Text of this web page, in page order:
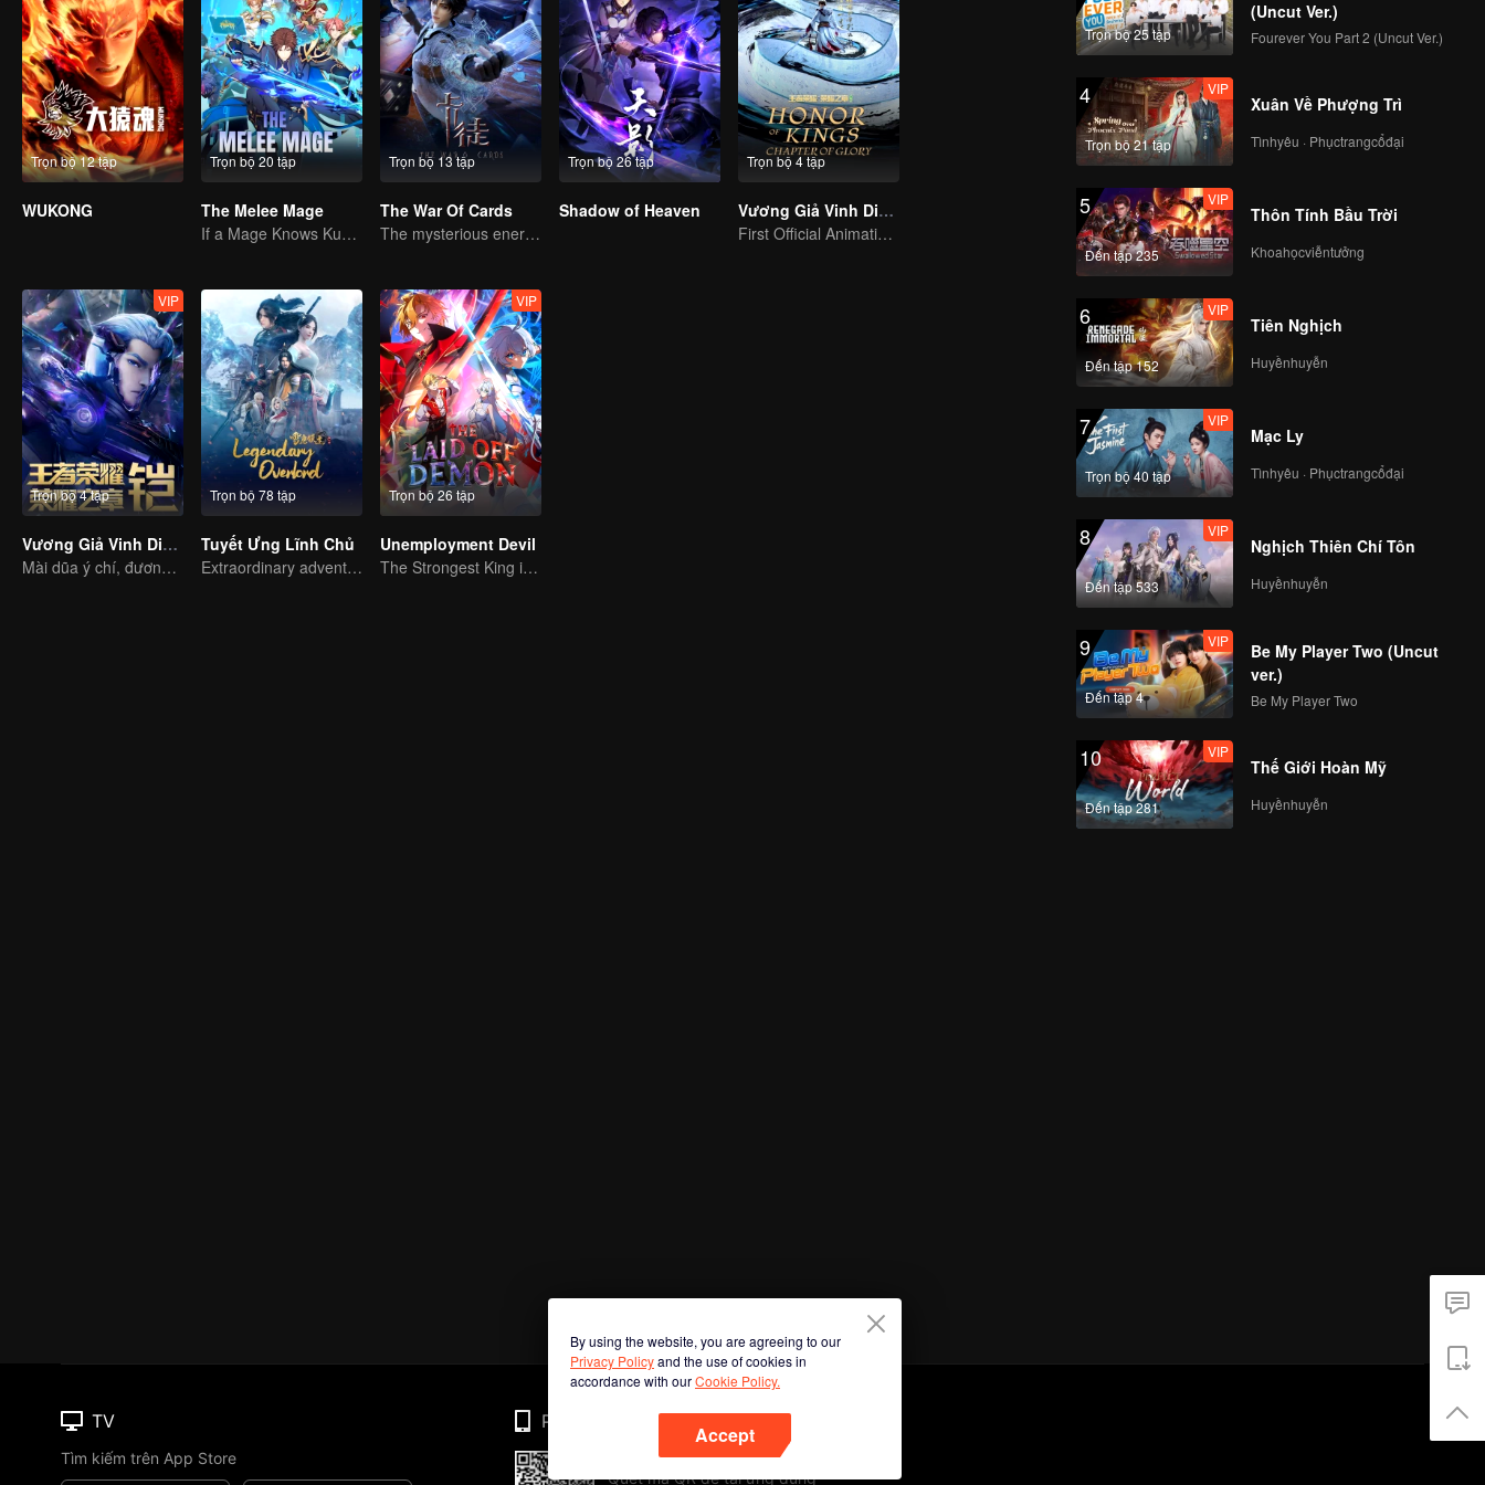
Trọn bộ 12 tập
WUKONG
Trọn bộ 20 tập
The Melee Mage
If a Mage Knows Kung Fu, No One Can Stop Him
Trọn bộ 13 tập
The War Of Cards
The mysterious energy from cards caused a war, how did Chen Mu handle it?
Trọn bộ 26 tập
Shadow of Heaven
Trọn bộ 4 tập
Vương Giả Vinh Diệu - Vinh Diệu Chi Chương: Thành Toái Nguyệt
First Official Animation of Honor of Kings
Trọn bộ 4 tập
VIP
Vương Giả Vinh Diệu - Vinh Diệu Chi Chương: Mệnh Vận Thiên
Mài dũa ý chí, đương đầu số phận
Trọn bộ 78 tập
Tuyết Ưng Lĩnh Chủ
Extraordinary adventure, a teenager reborn from adversity.
Trọn bộ 26 tập
VIP
Unemployment Devil
The Strongest King in the Demon World Suddenly Gets Laid Off?
Trọn bộ 25 tập
(Uncut Ver.)
Fourever You Part 2 (Uncut Ver.)
4
Trọn bộ 21 tập
VIP
Xuân Về Phượng Trì
Tìnhyêu · Phụctrangcổđại
5
Đến tập 235
VIP
Thôn Tính Bầu Trời
Khoahọcviễntưởng
6
Đến tập 152
VIP
Tiên Nghịch
Huyềnhuyễn
7
Trọn bộ 40 tập
VIP
Mạc Ly
Tìnhyêu · Phụctrangcổđại
8
Đến tập 533
VIP
Nghịch Thiên Chí Tôn
Huyềnhuyễn
9
Đến tập 4
VIP
Be My Player Two (Uncut
ver.)
Be My Player Two
10
Đến tập 281
VIP
Thế Giới Hoàn Mỹ
Huyềnhuyễn
By using the website, you are agreeing to our
Privacy Policyand the use of cookies in
accordance with ourCookie Policy.
Accept
TV
Tìm kiếm trên App Store
Phone
Quét mã QR để tải ứng dụng